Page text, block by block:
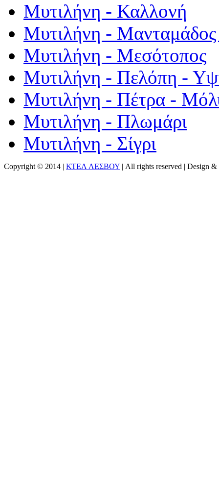
Μυτιλήνη - Καλλονή
Μυτιλήνη - Μανταμάδος
Μυτιλήνη - Μεσότοπος
Μυτιλήνη - Πελόπη -
Μυτιλήνη - Πέτρα -
Μυτιλήνη - Πλωμάρι
Μυτιλήνη - Σίγρι
Copyright © 2014 | ΚΤΕΛ ΛΕΣΒΟΥ | All rights reserved | Design &